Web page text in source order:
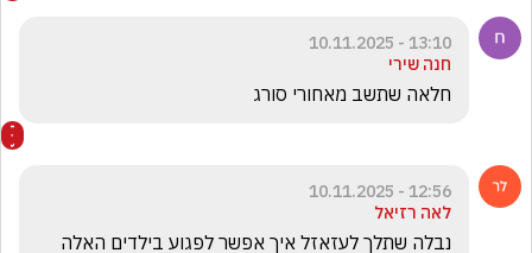
13:10 - 10.11.2025
חנה שירי
חלאה שתשב מאחורי סורג
12:56 - 10.11.2025
לאה רזיאל